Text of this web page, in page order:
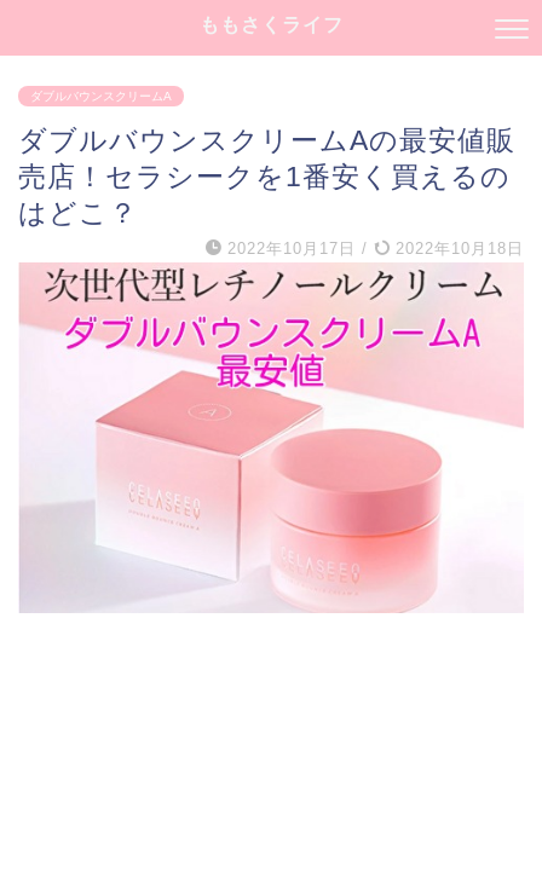
ももさくライフ
ダブルバウンスクリームA
ダブルバウンスクリームAの最安値販
売店！セラシークを1番安く買えるの
はどこ？
2022年10月17日 / 2022年10月18日